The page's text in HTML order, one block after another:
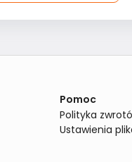
Pomoc
Polityka
Ustawienia